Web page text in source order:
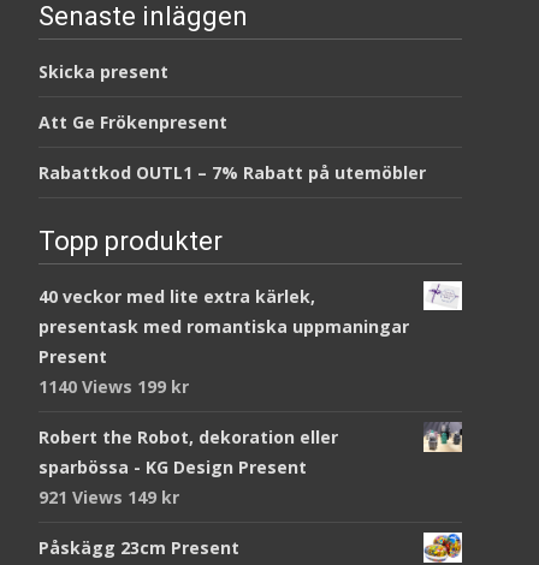
Senaste inläggen
Skicka present
Att Ge Frökenpresent
Rabattkod OUTL1 – 7% Rabatt på utemöbler
Topp produkter
40 veckor med lite extra kärlek,
presentask med romantiska uppmaningar
Present
1140 Views 199 kr
Robert the Robot, dekoration eller
sparbössa - KG Design Present
921 Views 149 kr
Påskägg 23cm Present